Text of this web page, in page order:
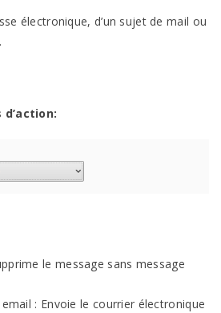
électronique, d’un sujet de mail ou
le message sans message
email : Envoie le courrier électronique